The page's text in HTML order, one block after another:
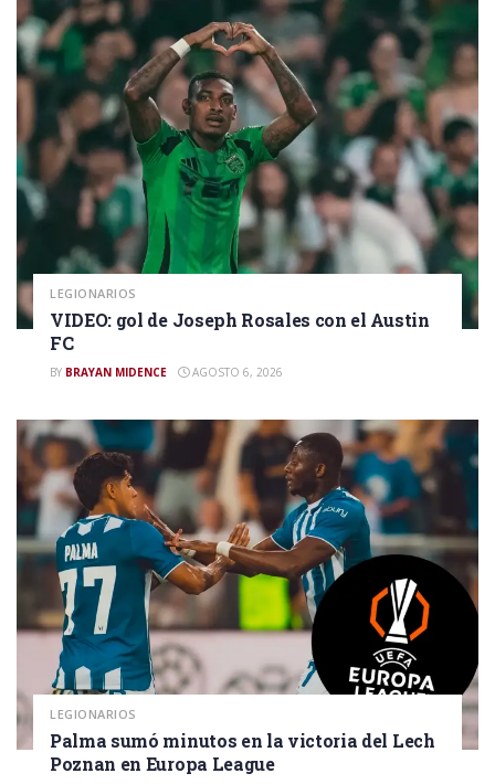
LEGIONARIOS
VIDEO: gol de Joseph Rosales con el Austin
FC
BY BRAYAN MIDENCE AGOSTO 6, 2026
LEGIONARIOS
Palma sumó minutos en la victoria del Lech
Poznan en Europa League